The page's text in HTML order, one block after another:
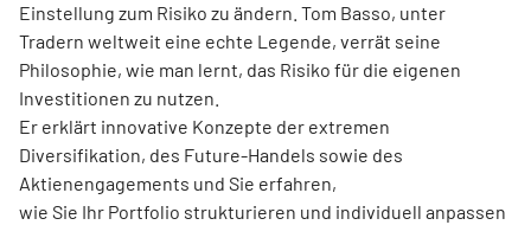
Einstellung zum Risiko zu ändern. Tom Basso, unter
Tradern weltweit eine echte Legende, verrät seine
Philosophie, wie man lernt, das Risiko für die eigenen
Investitionen zu nutzen.
Er erklärt innovative Konzepte der extremen
Diversifikation, des Future-Handels sowie des
Aktienengagements und Sie erfahren,
wie Sie Ihr Portfolio strukturieren und individuell anpassen